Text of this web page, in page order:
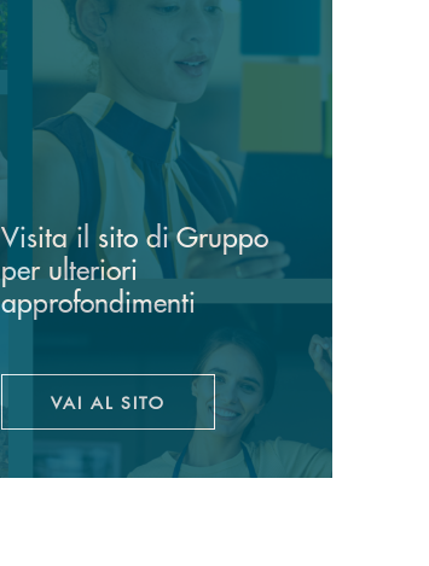
Visita il sito di Gruppo
per ulteriori
approfondimenti
VAI AL SITOAPRE UNA NUOVA FINESTRA